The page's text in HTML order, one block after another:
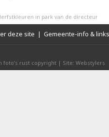
in park van de directeur
deze site | Gemeente-info & links
foto’s rust copyright | Site: Webstylers